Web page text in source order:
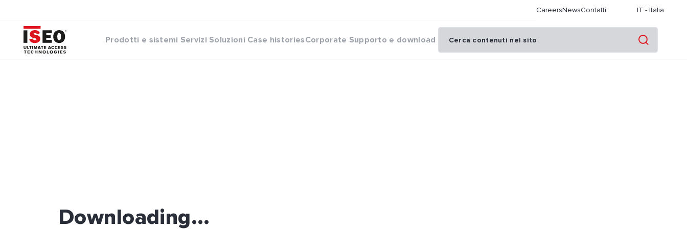
CareersNewsContatti IT - Italia
Prodotti e sistemi Servizi Soluzioni Case historiesCorporate Supporto e download
Downloading...